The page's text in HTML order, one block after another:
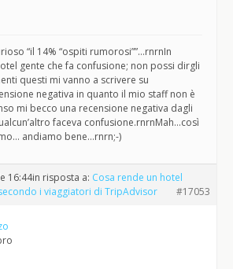
“il 14% “ospiti rumorosi””…rnrnIn
gente che fa confusione; non possi dirgli
questi mi vanno a scrivere su
negativa in quanto il mio staff non è
mi becco una recensione negativa dagli
faceva confusione.rnrnMah…così
andiamo bene…rnrn;-)
16:44in risposta a: Cosa rende un hotel
i viaggiatori di TripAdvisor
#17053